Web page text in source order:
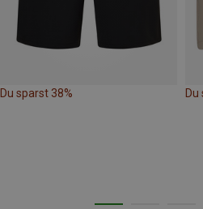
Du sparst 38% Du